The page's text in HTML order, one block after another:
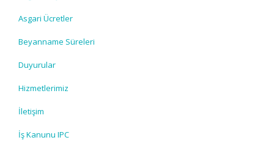
Asgari Ücretler
Beyanname Süreleri
Duyurular
Hizmetlerimiz
İletişim
İş Kanunu IPC